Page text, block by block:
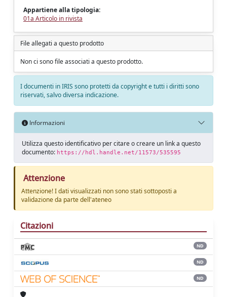
Appartiene alla tipologia:
01a Articolo in rivista
File allegati a questo prodotto
Non ci sono file associati a questo prodotto.
I documenti in IRIS sono protetti da copyright e tutti i diritti sono
riservati, salvo diversa indicazione.
Informazioni
Utilizza questo identificativo per citare o creare un link a questo
documento: https://hdl.handle.net/11573/535595
Attenzione
Attenzione! I dati visualizzati non sono stati sottoposti a
validazione da parte dell'ateneo
Citazioni
ND
ND
ND